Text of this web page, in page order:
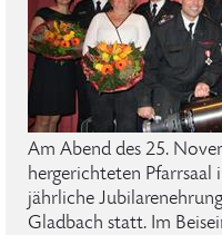
Am Abend des 25.
hergerichteten Pfarrsaal
jährliche
Gladbach statt. Im